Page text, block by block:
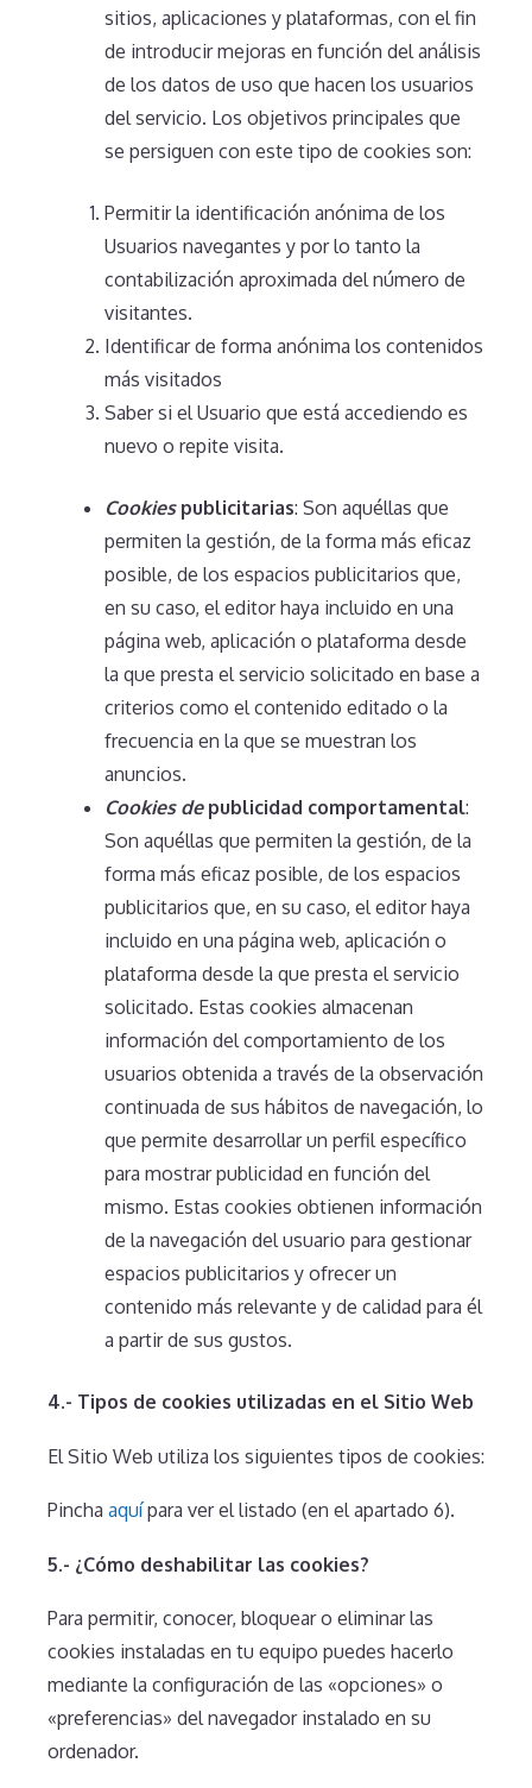
sitios, aplicaciones y plataformas, con el fin
de introducir mejoras en función del análisis
de los datos de uso que hacen los usuarios
del servicio. Los objetivos principales que
se persiguen con este tipo de cookies son:
Permitir la identificación anónima de los
Usuarios navegantes y por lo tanto la
contabilización aproximada del número de
visitantes.
Identificar de forma anónima los contenidos
más visitados
Saber si el Usuario que está accediendo es
nuevo o repite visita.
Cookies publicitarias: Son aquéllas que
permiten la gestión, de la forma más eficaz
posible, de los espacios publicitarios que,
en su caso, el editor haya incluido en una
página web, aplicación o plataforma desde
la que presta el servicio solicitado en base a
criterios como el contenido editado o la
frecuencia en la que se muestran los
anuncios.
Cookies de publicidad comportamental:
Son aquéllas que permiten la gestión, de la
forma más eficaz posible, de los espacios
publicitarios que, en su caso, el editor haya
incluido en una página web, aplicación o
plataforma desde la que presta el servicio
solicitado. Estas cookies almacenan
información del comportamiento de los
usuarios obtenida a través de la observación
continuada de sus hábitos de navegación, lo
que permite desarrollar un perfil específico
para mostrar publicidad en función del
mismo. Estas cookies obtienen información
de la navegación del usuario para gestionar
espacios publicitarios y ofrecer un
contenido más relevante y de calidad para él
a partir de sus gustos.
4.- Tipos de cookies utilizadas en el Sitio Web
El Sitio Web utiliza los siguientes tipos de cookies:
Pincha aquípara ver el listado (en el apartado 6).
5.- ¿Cómo deshabilitar las cookies?
Para permitir, conocer, bloquear o eliminar las
cookies instaladas en tu equipo puedes hacerlo
mediante la configuración de las «opciones» o
«preferencias» del navegador instalado en su
ordenador.